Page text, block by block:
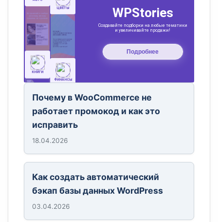
Почему в WooCommerce не
работает промокод и как это
исправить
18.04.2026
Как создать автоматический
бэкап базы данных WordPress
03.04.2026